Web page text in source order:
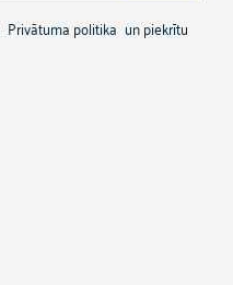
Privātuma politika un piekrītu